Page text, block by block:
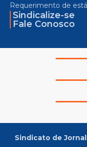
Requerimento de
Sindicalize-se
Fale Conosco
Sindicato de